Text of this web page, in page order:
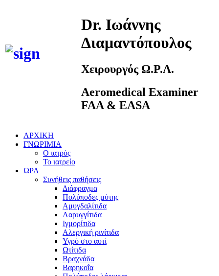
Dr. Ιωάννης
Διαμαντόπουλος
Χειρουργός Ω.Ρ.Λ.
Aeromedical Examiner
FAA & EASA
ΑΡΧΙΚΗ
ΓΝΩΡΙΜΙΑ
Ο ιατρός
Το ιατρείο
ΩΡΛ
Συνήθεις παθήσεις
Διάφραγμα
Πολύποδες μύτης
Αμυγδαλίτιδα
Λαρυγγίτιδα
Ιγμορίτιδα
Αλεργική ρινίτιδα
Υγρό στο αυτί
Ωτίτιδα
Βραχνάδα
Βαρηκοΐα